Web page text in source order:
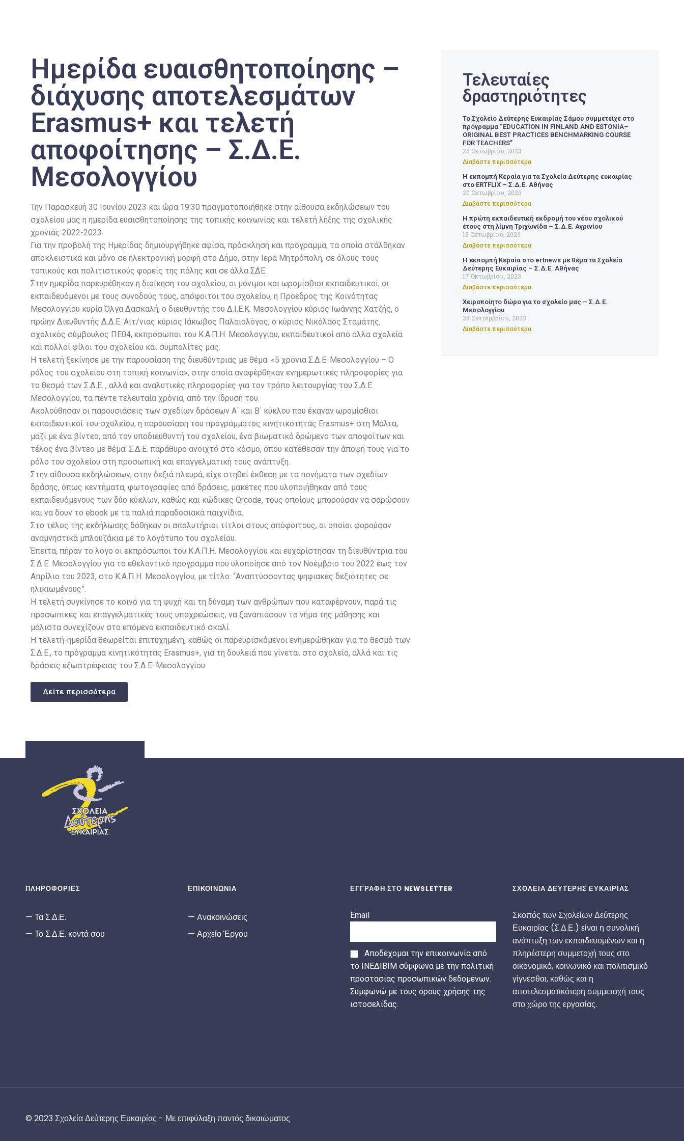
Ημερίδα ευαισθητοποίησης –
διάχυσης αποτελεσμάτων
Erasmus+ και τελετή
αποφοίτησης – Σ.Δ.Ε.
Μεσολογγίου
Την Παρασκευή 30 Ιουνίου 2023 και ώρα 19:30 πραγματοποιήθηκε στην αίθουσα εκδηλώσεων του
σχολείου μας η ημερίδα ευαισθητοποίησης της τοπικής κοινωνίας και τελετή λήξης της σχολικής
χρονιάς 2022-2023.
Για την προβολή της Ημερίδας δημιουργήθηκε αφίσα, πρόσκληση και πρόγραμμα, τα οποία στάλθηκαν
αποκλειστικά και μόνο σε ηλεκτρονική μορφή στο Δήμο, στην Ιερά Μητρόπολη, σε όλους τους
τοπικούς και πολιτιστικούς φορείς της πόλης και σε άλλα ΣΔΕ.
Στην ημερίδα παρευρέθηκαν η διοίκηση του σχολείου, οι μόνιμοι και ωρομίσθιοι εκπαιδευτικοί, οι
εκπαιδευόμενοι με τους συνοδούς τους, απόφοιτοι του σχολείου, η Πρόεδρος της Κοινότητας
Μεσολογγίου κυρία Όλγα Δασκαλή, ο διευθυντής του Δ.Ι.Ε.Κ. Μεσολογγίου κύριος Ιωάννης Χατζής, ο
πρώην Διευθυντής Δ.Δ.Ε. Αιτ/νιας κύριος Ιάκωβος Παλαιολόγος, ο κύριος Νικόλαος Σταμάτης,
σχολικός σύμβουλος ΠΕ04, εκπρόσωποι του Κ.Α.Π.Η. Μεσολογγίου, εκπαιδευτικοί από άλλα σχολεία
και πολλοί φίλοι του σχολείου και συμπολίτες μας.
Η τελετή ξεκίνησε με την παρουσίαση της διευθύντριας με θέμα: «5 χρόνια Σ.Δ.Ε. Μεσολογγίου – Ο
ρόλος του σχολείου στη τοπική κοινωνία», στην οποία αναφέρθηκαν ενημερωτικές πληροφορίες για
το θεσμό των Σ.Δ.Ε. , αλλά και αναλυτικές πληροφορίες για τον τρόπο λειτουργίας του Σ.Δ.Ε.
Μεσολογγίου, τα πέντε τελευταία χρόνια, από την ίδρυσή του.
Ακολούθησαν οι παρουσιάσεις των σχεδίων δράσεων Α΄ και Β΄ κύκλου που έκαναν ωρομίσθιοι
εκπαιδευτικοί του σχολείου, η παρουσίαση του προγράμματος κινητικότητας Erasmus+ στη Μάλτα,
μαζί με ένα βίντεο, από τον υποδιευθυντή του σχολείου, ένα βιωματικό δρώμενο των αποφοίτων και
τέλος ένα βίντεο με θέμα: Σ.Δ.Ε. παράθυρο ανοιχτό στο κόσμο, όπου κατέθεσαν την άποψή τους για το
ρόλο του σχολείου στη προσωπική και επαγγελματική τους ανάπτυξη.
Στην αίθουσα εκδηλώσεων, στην δεξιά πλευρά, είχε στηθεί έκθεση με τα πονήματα των σχεδίων
δράσης, όπως κεντήματα, φωτογραφίες από δράσεις, μακέτες που υλοποιήθηκαν από τους
εκπαιδευόμενους των δύο κύκλων, καθώς και κώδικες Qrcode, τους οποίους μπορούσαν να σαρώσουν
και να δουν το ebook με τα παλιά παραδοσιακά παιχνίδια.
Στο τέλος της εκδήλωσης δόθηκαν οι απολυτήριοι τίτλοι στους απόφοιτους, οι οποίοι φορούσαν
αναμνηστικά μπλουζάκια με το λογότυπο του σχολείου.
Έπειτα, πήραν το λόγο οι εκπρόσωποι του Κ.Α.Π.Η. Μεσολογγίου και ευχαρίστησαν τη διευθύντρια του
Σ.Δ.Ε. Μεσολογγίου για το εθελοντικό πρόγραμμα που υλοποίησε από τον Νοέμβριο του 2022 έως τον
Απρίλιο του 2023, στο Κ.Α.Π.Η. Μεσολογγίου, με τίτλο: “Αναπτύσσοντας ψηφιακές δεξιότητες σε
ηλικιωμένους”.
Η τελετή συγκίνησε το κοινό για τη ψυχή και τη δύναμη των ανθρώπων που καταφέρνουν, παρά τις
προσωπικές και επαγγελματικές τους υποχρεώσεις, να ξαναπιάσουν το νήμα της μάθησης και
μάλιστα συνεχίζουν στο επόμενο εκπαιδευτικό σκαλί.
Η τελετή-ημερίδα θεωρείται επιτυχημένη, καθώς οι παρευρισκόμενοι ενημερώθηκαν για το θεσμό των
Σ.Δ.Ε., το πρόγραμμα κινητικότητας Erasmus+, για τη δουλειά που γίνεται στο σχολείο, αλλά και τις
δράσεις εξωστρέφειας του Σ.Δ.Ε. Μεσολογγίου.
Δείτε περισσότερα
Τελευταίες
δραστηριότητες
Το Σχολείο Δεύτερης Ευκαιρίας Σάμου συμμετείχε στο
πρόγραμμα “EDUCATION IN FINLAND AND ESTONIA–
ORIGINAL BEST PRACTICES BENCHMARKING COURSE
FOR TEACHERS”
25 Οκτωβρίου, 2023
Διαβάστε περισσότερα
Η εκπομπή Κεραία για τα Σχολεία Δεύτερης ευκαιρίας
στο ERTFLIX – Σ.Δ.Ε. Αθήνας
20 Οκτωβρίου, 2023
Διαβάστε περισσότερα
Η πρώτη εκπαιδευτική εκδρομή του νέου σχολικού
έτους στη λίμνη Τριχωνίδα – Σ.Δ.Ε. Αγρινίου
18 Οκτωβρίου, 2023
Διαβάστε περισσότερα
Η εκπομπή Κεραία στο ertnews με θέμα τα Σχολεία
Δεύτερης Ευκαιρίας – Σ.Δ.Ε. Αθήνας
17 Οκτωβρίου, 2023
Διαβάστε περισσότερα
Χειροποίητο δώρο για το σχολείο μας – Σ.Δ.Ε.
Μεσολογγίου
28 Σεπτεμβρίου, 2023
Διαβάστε περισσότερα
ΣΧΟΛΕΊΑ ΔΕΎΤΕΡΗΣ ΕΥΚΑΙΡΊΑΣ
ΠΛΗΡΟΦΟΡΙΕΣ
Τα Σ.Δ.Ε.
Το Σ.Δ.Ε. κοντά σου
ΕΠΙΚΟΙΝΩΝΙΑ
Aνακοινώσεις
Αρχείο Έργου
ΕΓΓΡΑΦΗ ΣΤΟ NEWSLETTER
Email
Αποδέχομαι την επικοινωνία από
το ΙΝΕΔΙΒΙΜ σύμφωνα με την πολιτική
προστασίας προσωπικών δεδομένων.
Συμφωνώ με τους όρους χρήσης της
ιστοσελίδας.
ΣΧΟΛΕΙΑ ΔΕΥΤΕΡΗΣ ΕΥΚΑΙΡΙΑΣ
Σκοπός των Σχολείων Δεύτερης
Ευκαιρίας (Σ.Δ.Ε.) είναι η συνολική
ανάπτυξη των εκπαιδευομένων και η
πληρέστερη συμμετοχή τους στο
οικονομικό, κοινωνικό και πολιτισμικό
γίγνεσθαι, καθώς και η
αποτελεσματικότερη συμμετοχή τους
στο χώρο της εργασίας.
© 2023 Σχολεία Δεύτερης Ευκαιρίας - Με επιφύλαξη παντός δικαιώματος